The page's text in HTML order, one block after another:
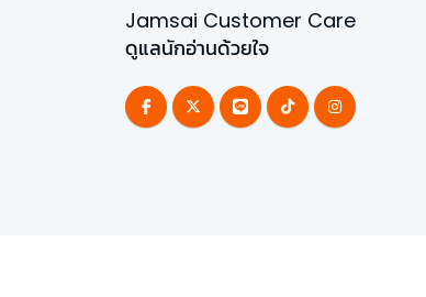
Jamsai Customer Care
ดูแลนักอ่านด้วยใจ